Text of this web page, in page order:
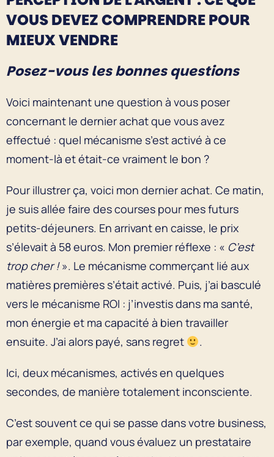
VOUS DEVEZ COMPRENDRE POUR
MIEUX VENDRE
Posez-vous les bonnes questions
Voici maintenant une question à vous poser
concernant le dernier achat que vous avez
effectué : quel mécanisme s’est activé à ce
moment-là et était-ce vraiment le bon ?
Pour illustrer ça, voici mon dernier achat. Ce matin,
je suis allée faire des courses pour mes futurs
petits-déjeuners. En arrivant en caisse, le prix
s’élevait à 58 euros. Mon premier réflexe : « C’est
trop cher !». Le mécanisme commerçant lié aux
matières premières s’était activé. Puis, j’ai basculé
vers le mécanisme ROI : j’investis dans ma santé,
mon énergie et ma capacité à bien travailler
ensuite. J’ai alors payé, sans regret
.
Ici, deux mécanismes, activés en quelques
secondes, de manière totalement inconsciente.
C’est souvent ce qui se passe dans votre business,
par exemple, quand vous évaluez un prestataire